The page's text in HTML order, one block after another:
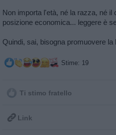
Non importa l'età, né la razza, né il
posizione economica... leggere è
Quindi, sai, bisogna promuovere la
Stime: 19
Ti stimo fratello
 Link